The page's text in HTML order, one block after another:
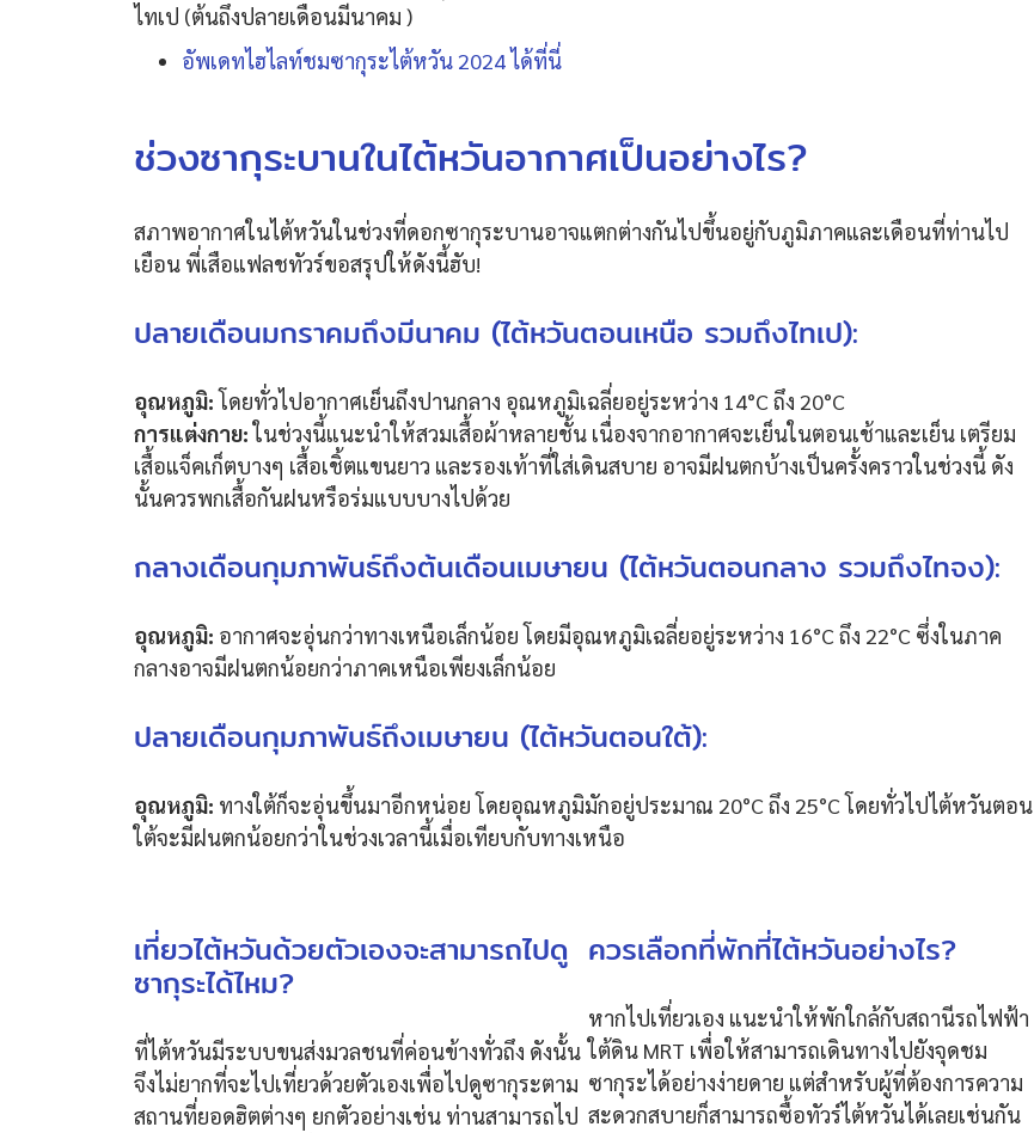
ไทเป (ต้นถึงปลายเดือนมีนาคม )​​​​​​​​
อัพเดทไฮไลท์ชมซากุระไต้หวัน 2024 ได้ที่นี่
ช่วงซากุระบานในไต้หวันอากาศเป็นอย่างไร?
สภาพอากาศในไต้หวันในช่วงที่ดอกซากุระบานอาจแตกต่างกันไปขึ้นอยู่กับภูมิภาคและเดือนที่ท่านไป
เยือน พี่เสือแฟลชทัวร์ขอสรุปให้ดังนี้ฮับ!
ปลายเดือนมกราคมถึงมีนาคม (ไต้หวันตอนเหนือ รวมถึงไทเป):
อุณหภูมิ: โดยทั่วไปอากาศเย็นถึงปานกลาง อุณหภูมิเฉลี่ยอยู่ระหว่าง 14°C ถึง 20°C
การแต่งกาย:ในช่วงนี้แนะนำให้สวมเสื้อผ้าหลายชั้น เนื่องจากอากาศจะเย็นในตอนเช้าและเย็น เตรียม
เสื้อแจ็คเก็ตบางๆ เสื้อเชิ้ตแขนยาว และรองเท้าที่ใส่เดินสบาย อาจมีฝนตกบ้างเป็นครั้งคราวในช่วงนี้ ดัง
นั้นควรพกเสื้อกันฝนหรือร่มแบบบางไปด้วย
กลางเดือนกุมภาพันธ์ถึงต้นเดือนเมษายน (ไต้หวันตอนกลาง รวมถึงไทจง):
อุณหภูมิ: อากาศจะอุ่นกว่าทางเหนือเล็กน้อย โดยมีอุณหภูมิเฉลี่ยอยู่ระหว่าง 16°C ถึง 22°C ซึ่งในภาค
กลางอาจมีฝนตกน้อยกว่าภาคเหนือเพียงเล็กน้อย
ปลายเดือนกุมภาพันธ์ถึงเมษายน (ไต้หวันตอนใต้):
อุณหภูมิ: ทางใต้ก็จะอุ่นขึ้นมาอีกหน่อย โดยอุณหภูมิมักอยู่ประมาณ 20°C ถึง 25°C โดยทั่วไปไต้หวันตอน
ใต้จะมีฝนตกน้อยกว่าในช่วงเวลานี้เมื่อเทียบกับทางเหนือ
เที่ยวไต้หวันด้วยตัวเองจะสามารถไปดู
ซากุระได้ไหม?
ที่ไต้หวันมีระบบขนส่งมวลชนที่ค่อนข้างทั่วถึง ดังนั้น
จึงไม่ยากที่จะไปเที่ยวด้วยตัวเองเพื่อไปดูซากุระตาม
สถานที่ยอดฮิตต่างๆ ยกตัวอย่างเช่น ท่านสามารถไป
ควรเลือกที่พักที่ไต้หวันอย่างไร?
หากไปเที่ยวเอง แนะนำให้พักใกล้กับสถานีรถไฟฟ้า
ใต้ดิน MRT เพื่อให้สามารถเดินทางไปยังจุดชม
ซากุระได้อย่างง่ายดาย แต่สำหรับผู้ที่ต้องการความ
สะดวกสบายก็สามารถซื้อทัวร์ไต้หวันได้เลยเช่นกัน